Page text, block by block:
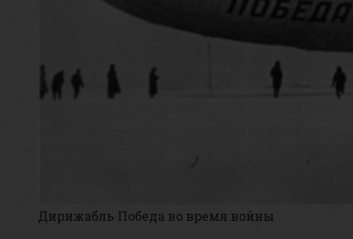
Дирижабль Победа во время войны